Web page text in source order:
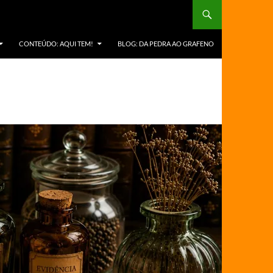
CONTEÚDO: AQUI TEM! BLOG: DA PEDRA AO GRAFENO